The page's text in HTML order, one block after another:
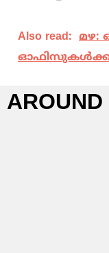
Also read: മഴ:
AROUND